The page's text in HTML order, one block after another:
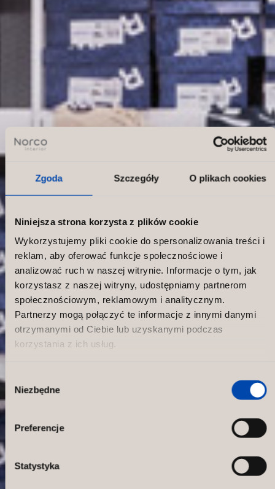
Zgoda Szczegóły O plikach cookies
Niniejsza strona korzysta z plików cookie
Wykorzystujemy pliki cookie do spersonalizowania treści i
reklam, aby oferować funkcje społecznościowe i
analizować ruch w naszej witrynie. Informacje o tym, jak
korzystasz z naszej witryny, udostępniamy partnerom
społecznościowym, reklamowym i analitycznym.
Partnerzy mogą połączyć te informacje z innymi danymi
otrzymanymi od Ciebie lub uzyskanymi podczas
korzystania z ich usług.
zgody
Niezbędne
Preferencje
Statystyka